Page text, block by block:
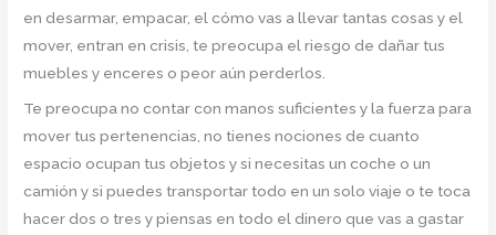
en desarmar, empacar, el cómo vas a llevar tantas cosas y el
mover, entran en crisis, te preocupa el riesgo de dañar tus
muebles y enceres o peor aún perderlos.
Te preocupa no contar con manos suficientes y la fuerza para
mover tus pertenencias, no tienes nociones de cuanto
espacio ocupan tus objetos y si necesitas un coche o un
camión y si puedes transportar todo en un solo viaje o te toca
hacer dos o tres y piensas en todo el dinero que vas a gastar